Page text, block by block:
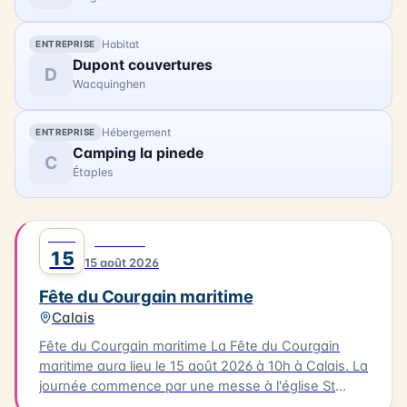
ENTREPRISE Habitat
D Dupont couvertures
Wacquinghen
ENTREPRISE Hébergement
C Camping la pinede
Étaples
15 15 août 2026
Fête du Courgain maritime
Calais
Fête du Courgain maritime La Fête du Courgain
maritime aura lieu le 15 août 2026 à 10h à Calais. La
journée commence par une messe à l'église St